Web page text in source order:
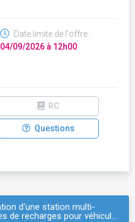
Date limite de l'offre :
04/09/2026 à 12h00
RC
Questions
d'une station multi-
de recharges pour véhicul…